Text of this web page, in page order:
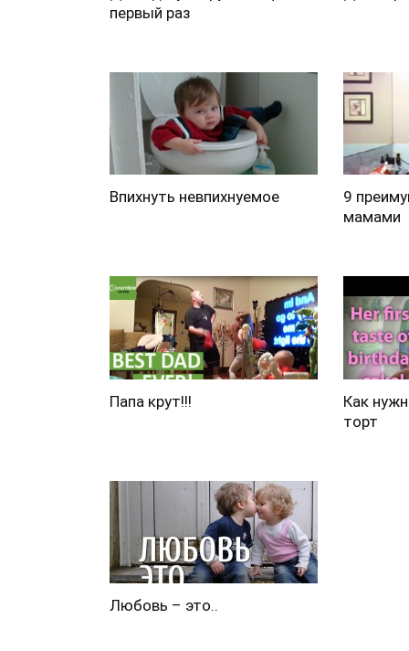
первый раз
Впихнуть невпихнуемое
9
мамами
Папа крут!!!
Как
торт
Любовь – это..